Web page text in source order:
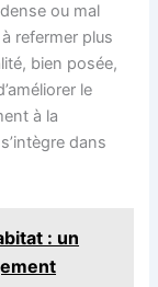
ou mal
refermer plus
bien posée,
le
à la
dans
: un